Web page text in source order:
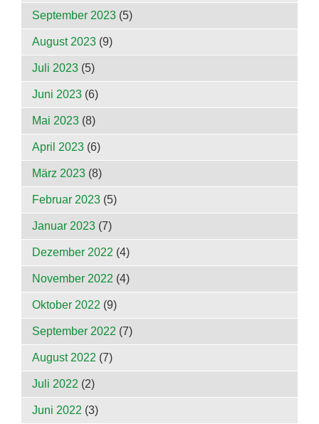
September 2023 (5)
August 2023 (9)
Juli 2023 (5)
Juni 2023 (6)
Mai 2023 (8)
April 2023 (6)
März 2023 (8)
Februar 2023 (5)
Januar 2023 (7)
Dezember 2022 (4)
November 2022 (4)
Oktober 2022 (9)
September 2022 (7)
August 2022 (7)
Juli 2022 (2)
Juni 2022 (3)